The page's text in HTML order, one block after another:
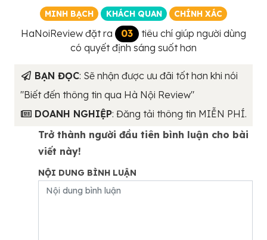
MINH BẠCH KHÁCH QUAN CHÍNH XÁC
HaNoiReview đặt ra 03 tiêu chí giúp người dùng
có quyết định sáng suốt hơn
BẠN ĐỌC: Sẽ nhận được ưu đãi tốt hơn khi nói
"Biết đến thông tin qua Hà Nội Review"
DOANH NGHIỆP: Đăng tải thông tin MIỄN PHÍ.
Trở thành người đầu tiên bình luận cho bài
viết này!
NỘI DUNG BÌNH LUẬN